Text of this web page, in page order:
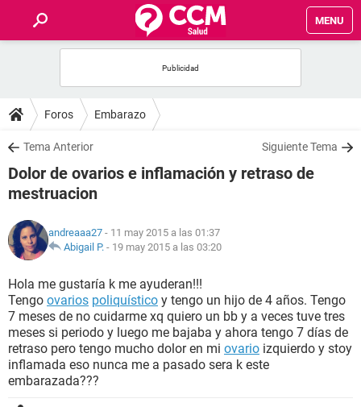
MENU
FOROS
SALUD
FAMILIA
NUTRICIÓN
SEXUALIDAD
GLOSARIO
Foros Embarazo
Tema Anterior Siguiente Tema
Dolor de ovarios e inflamación y retraso de
mestruacion
andreaaa27 - 11 may 2015 a las 01:37
Abigail P. - 19 may 2015 a las 03:20
Hola me gustaría k me ayuderan!!!
Tengo ovarios poliquístico y tengo un hijo de 4 años. Tengo
7 meses de no cuidarme xq quiero un bb y a veces tuve tres
meses si periodo y luego me bajaba y ahora tengo 7 días de
retraso pero tengo mucho dolor en mi ovario izquierdo y stoy
inflamada eso nunca me a pasado sera k este
embarazada???